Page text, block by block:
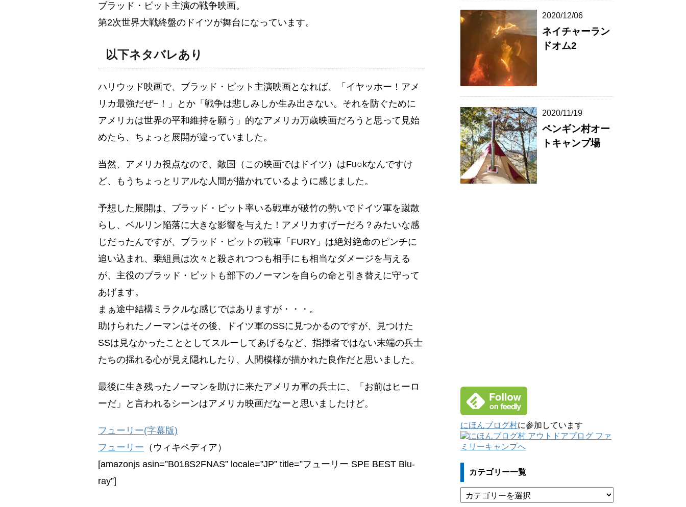
ブラッド・ピット主演の戦争映画。
第2次世界大戦終盤のドイツが舞台になっています。
以下ネタバレあり
ハリウッド映画で、ブラッド・ピット主演映画となれば、「イヤッホー！アメ
リカ最強だぜ−！」とか「戦争は悲しみしか生み出さない。それを防ぐために
アメリカは世界の平和維持を願う」的なアメリカ万歳映画だろうと思って見始
めたら、ちょっと展開が違っていました。
当然、アメリカ視点なので、敵国（この映画ではドイツ）はFu○kなんですけ
ど、もうちょっとリアルな人間が描かれているように感じました。
予想した展開は、ブラッド・ピット率いる戦車が破竹の勢いでドイツ軍を蹴散
らし、ベルリン陥落に大きな影響を与えた！アメリカすげーだろ？みたいな感
じだったんですが、ブラッド・ピットの戦車「FURY」は絶対絶命のピンチに
追い込まれ、乗組員は次々と殺されつつも相手にも相当なダメージを与える
が、主役のブラッド・ピットも部下のノーマンを自らの命と引き替えに守って
あげます。
まぁ途中結構ミラクルな感じではありますが・・・。
助けられたノーマンはその後、ドイツ軍のSSに見つかるのですが、見つけた
SSは見なかったこととしてスルーしてあげるなど、指揮者ではない末端の兵士
たちの揺れる心が見え隠れしたり、人間模様が描かれた良作だと思いました。
最後に生き残ったノーマンを助けに来たアメリカ軍の兵士に、「お前はヒーロ
ーだ」と言われるシーンはアメリカ映画だなーと思いましたけど。
フューリー(字幕版)
フューリー （ウィキペディア）
[amazonjs asin=”B018S2FNAS” locale=”JP” title=”フューリー SPE BEST Blu-
ray”]
2020/12/06
ネイチャーラン
ドオム2
2020/11/19
ペンギン村オー
トキャンプ場
にほんブログ村に参加しています
カテゴリー一覧
テ